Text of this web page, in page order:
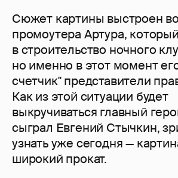
Сюжет картины выстроен
промоутера Артура,
в строительство ночного
но именно в этот момент
счетчик" представители
Как из этой ситуации будет
выкручиваться главный
сыграл Евгений Стычкин,
узнать уже сегодня —
широкий прокат.